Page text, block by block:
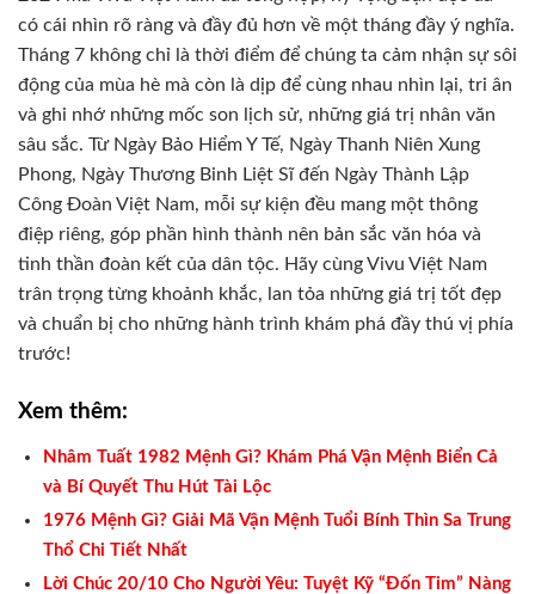
có cái nhìn rõ ràng và đầy đủ hơn về một tháng đầy ý nghĩa.
Tháng 7 không chỉ là thời điểm để chúng ta cảm nhận sự sôi
động của mùa hè mà còn là dịp để cùng nhau nhìn lại, tri ân
và ghi nhớ những mốc son lịch sử, những giá trị nhân văn
sâu sắc. Từ Ngày Bảo Hiểm Y Tế, Ngày Thanh Niên Xung
Phong, Ngày Thương Binh Liệt Sĩ đến Ngày Thành Lập
Công Đoàn Việt Nam, mỗi sự kiện đều mang một thông
điệp riêng, góp phần hình thành nên bản sắc văn hóa và
tinh thần đoàn kết của dân tộc. Hãy cùng Vivu Việt Nam
trân trọng từng khoảnh khắc, lan tỏa những giá trị tốt đẹp
và chuẩn bị cho những hành trình khám phá đầy thú vị phía
trước!
Xem thêm:
Nhâm Tuất 1982 Mệnh Gì? Khám Phá Vận Mệnh Biển Cả
và Bí Quyết Thu Hút Tài Lộc
1976 Mệnh Gì? Giải Mã Vận Mệnh Tuổi Bính Thìn Sa Trung
Thổ Chi Tiết Nhất
Lời Chúc 20/10 Cho Người Yêu: Tuyệt Kỹ “Đốn Tim” Nàng